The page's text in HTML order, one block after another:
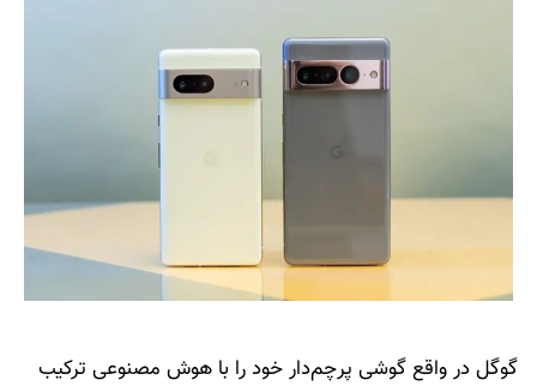
گوگل در واقع گوشی پرچم‌دار خود را با هوش مصنوعی ترکیب